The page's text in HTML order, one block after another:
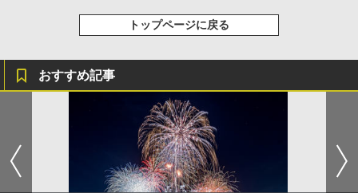
トップページに戻る
おすすめ記事